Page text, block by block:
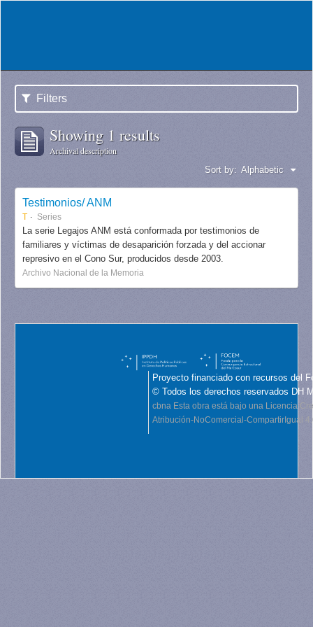
Filters
Showing 1 results
Archival description
Sort by: Alphabetic
Testimonios/ ANM
T Series
La serie Legajos ANM está conformada por testimonios de
familiares y víctimas de desaparición forzada y del accionar
represivo en el Cono Sur, producidos desde 2003.
Archivo Nacional de la Memoria
Proyecto financiado con recursos del
© Todos los derechos reservados DH
cbna Esta obra está bajo una Licencia
Atribución-NoComercial-CompartirIgual